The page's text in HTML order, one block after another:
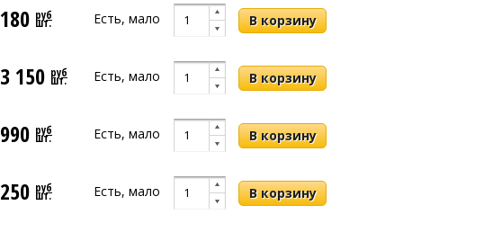
180 руб
шт. Есть, мало
3 150 руб
шт. Есть, мало
990 руб
шт. Есть, мало
250 руб
шт. Есть, мало